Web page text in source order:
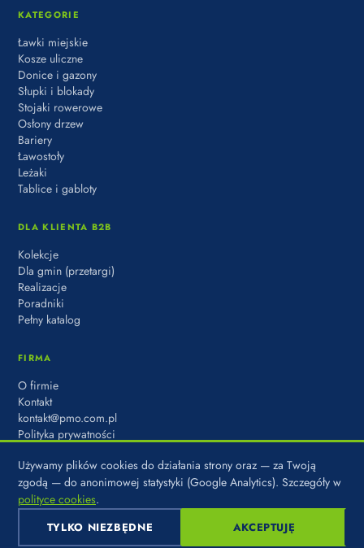
KATEGORIE
Ławki miejskie
Kosze uliczne
Donice i gazony
Słupki i blokady
Stojaki rowerowe
Osłony drzew
Bariery
Ławostoły
Leżaki
Tablice i gabloty
DLA KLIENTA B2B
Kolekcje
Dla gmin (przetargi)
Realizacje
Poradniki
Pełny katalog
FIRMA
O firmie
Kontakt
kontakt@pmo.com.pl
Polityka prywatności
© 2026 PARK MIASTO OSIEDLE · MARKA DOMBAL SP. Z O.O. · UL.
POLITYKA PRYWATNOŚCI·COOKIES USTAWIENIA COOKIES
Używamy plików cookies do działania strony oraz — za Twoją
zgodą — do anonimowej statystyki (Google Analytics). Szczegóły w
polityce cookies.
TYLKO NIEZBĘDNE AKCEPTUJĘ